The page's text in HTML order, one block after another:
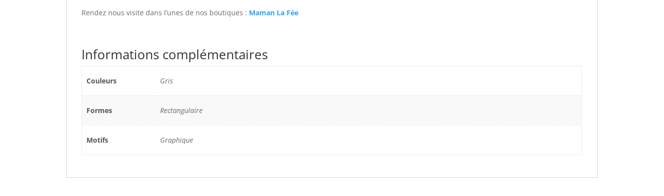
Rendez nous visite dans l’unes de nos boutiques : Maman La Fée
Informations complémentaires
Couleurs Gris
Formes Rectangulaire
Motifs Graphique